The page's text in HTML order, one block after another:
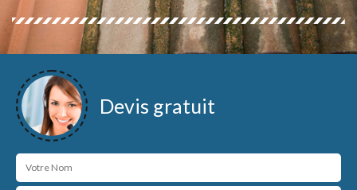
Devis gratuit